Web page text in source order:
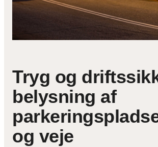
Tryg og
belysning af
og veje